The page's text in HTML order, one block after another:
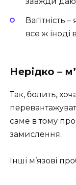
Вагітність
все ж іноді
Нерідко –
Так, болить,
саме в тому
замислення.
Інші м’язові